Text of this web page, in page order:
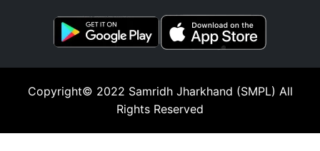
Copyright© 2022 Samridh Jharkhand (SMPL) All
Rights Reserved